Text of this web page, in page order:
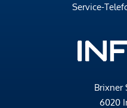
Service-
Brixner
6020